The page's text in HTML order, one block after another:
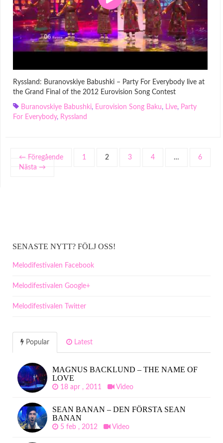
Ryssland: Buranovskiye Babushki – Party For Everybody live at
the Grand Final of the 2012 Eurovision Song Contest
Buranovskiye Babushki, Eurovision Song Baku, Live, Party
For Everybody, Ryssland
← Föregående 1 2 3 4 …
6
Nästa →
SENASTE NYTT? FÖLJ OSS!
Melodifestivalen Facebook
Melodifestivalen Google+
Melodifestivalen Twitter
Popular Latest
MAGNUS BACKLUND – THE NAME OF
LOVE
18 apr , 2011 Video
SEAN BANAN – DEN FÖRSTA SEAN
BANAN
5 feb , 2012 Video